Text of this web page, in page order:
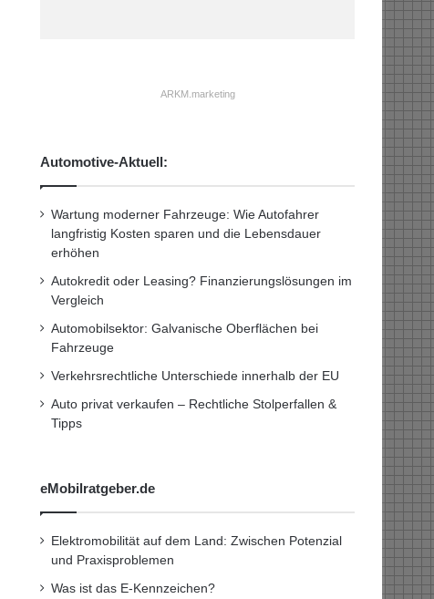
ARKM.marketing
Automotive-Aktuell:
Wartung moderner Fahrzeuge: Wie Autofahrer
langfristig Kosten sparen und die Lebensdauer
erhöhen
Autokredit oder Leasing? Finanzierungslösungen im
Vergleich
Automobilsektor: Galvanische Oberflächen bei
Fahrzeuge
Verkehrsrechtliche Unterschiede innerhalb der EU
Auto privat verkaufen – Rechtliche Stolperfallen &
Tipps
eMobilratgeber.de
Elektromobilität auf dem Land: Zwischen Potenzial
und Praxisproblemen
Was ist das E-Kennzeichen?